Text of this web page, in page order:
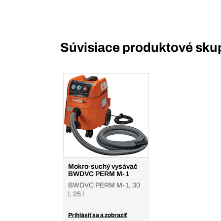
Súvisiace produktové
Mokro-suchý vysávač
BWDVC PERM M-1
BWDVC PERM M-1, 30
l, 25 l
Prihlásiť sa a zobraziť